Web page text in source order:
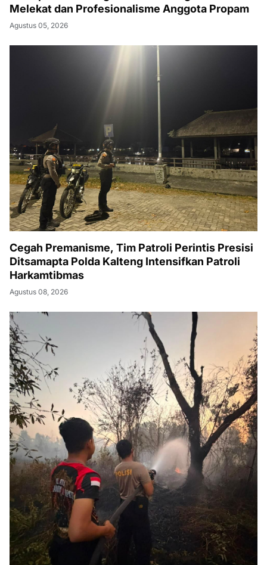
Melekat dan Profesionalisme Anggota Propam
Agustus 05, 2026
Cegah Premanisme, Tim Patroli Perintis Presisi
Ditsamapta Polda Kalteng Intensifkan Patroli
Harkamtibmas
Agustus 08, 2026